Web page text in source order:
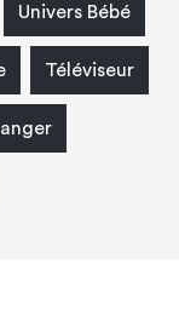
Univers Bébé
Téléviseur